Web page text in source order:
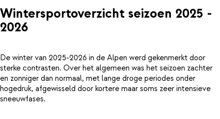
Wintersportoverzicht seizoen 2025 -
2026
De winter van 2025-2026 in de Alpen werd gekenmerkt door
sterke contrasten. Over het algemeen was het seizoen zachter
en zonniger dan normaal, met lange droge periodes onder
hogedruk, afgewisseld door kortere maar soms zeer intensieve
sneeuwfases.